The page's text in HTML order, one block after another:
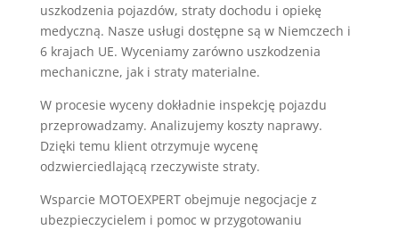
uszkodzenia pojazdów, straty dochodu i opiekę
medyczną. Nasze usługi dostępne są w Niemczech i
6 krajach UE. Wyceniamy zarówno uszkodzenia
mechaniczne, jak i straty materialne.
W procesie wyceny dokładnie inspekcję pojazdu
przeprowadzamy. Analizujemy koszty naprawy.
Dzięki temu klient otrzymuje wycenę
odzwierciedlającą rzeczywiste straty.
Wsparcie MOTOEXPERT obejmuje negocjacje z
ubezpieczycielem i pomoc w przygotowaniu